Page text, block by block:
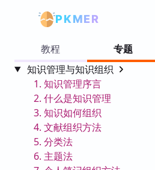
PKMER
教程
专题
知识管理与知识组织
1. 知识管理序言
2. 什么是知识管理
3. 知识如何组织
4. 文献组织方法
5. 分类法
6. 主题法